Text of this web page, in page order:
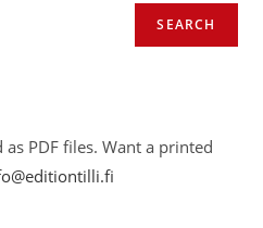
SEARCH
PDF files. Want a printed